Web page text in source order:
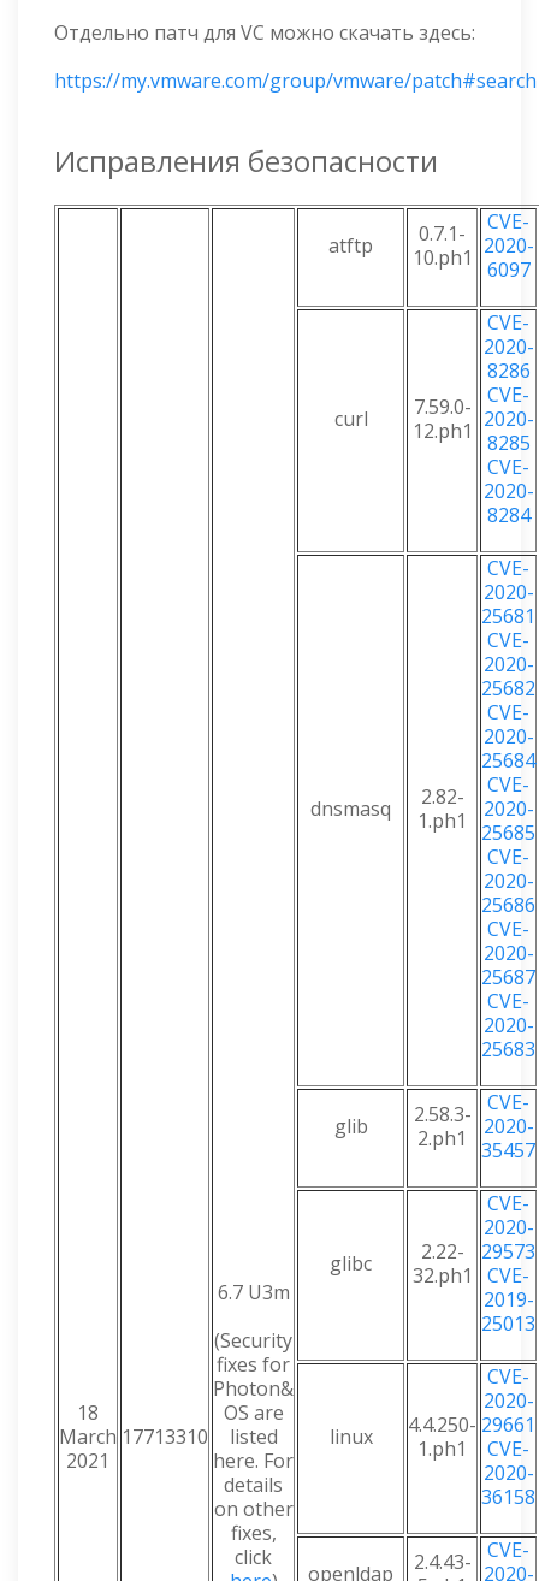
Отдельно патч для VC можно скачать здесь:
https://my.vmware.com/group/vmware/patch#search
Исправления безопасности
18
March
2021
17713310
6.7 U3m
(Security
fixes for
Photon&
OS are
listed
here. For
details
on other
fixes,
click
atftp
0.7.1-
10.ph1
CVE-
2020-
6097
curl
7.59.0-
12.ph1
CVE-
2020-
8286
CVE-
2020-
8285
CVE-
2020-
8284
dnsmasq
2.82-
1.ph1
CVE-
2020-
25681
CVE-
2020-
25682
CVE-
2020-
25684
CVE-
2020-
25685
CVE-
2020-
25686
CVE-
2020-
25687
CVE-
2020-
25683
glib
2.58.3-
2.ph1
CVE-
2020-
35457
glibc
2.22-
32.ph1
CVE-
2020-
29573
CVE-
2019-
25013
linux
4.4.250-
1.ph1
CVE-
2020-
29661
CVE-
2020-
36158
openldap
2.4.43-
CVE-
2020-